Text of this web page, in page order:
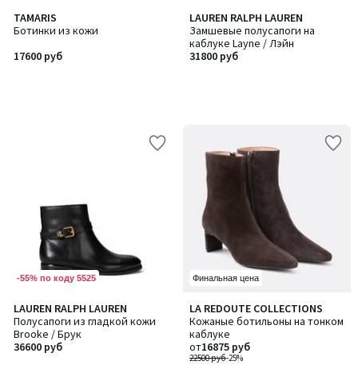
TAMARIS
Ботинки из кожи
17600 руб
LAUREN RALPH LAUREN
Замшевые полусапоги на
каблуке Layne / Лэйн
31800 руб
-55% по коду 5525
LAUREN RALPH LAUREN
Полусапоги из гладкой кожи
Brooke / Брук
36600 руб
Финальная цена
LA REDOUTE COLLECTIONS
Кожаные ботильоны на тонком
каблуке
22500 руб-25%
от16875 руб
3,8
/ 5